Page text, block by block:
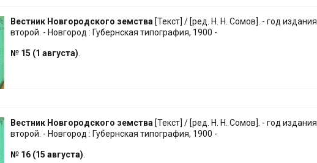
Вестник Новгородского земства [Текст] / [ред. Н. Н. Сомов]. - год издания
второй. - Новгород : Губернская типография, 1900 -
№ 15 (1 августа)
Вестник Новгородского земства [Текст] / [ред. Н. Н. Сомов]. - год издания
второй. - Новгород : Губернская типография, 1900 -
№ 16 (15 августа)